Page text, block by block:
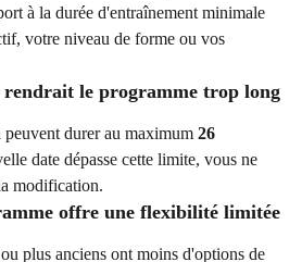
à la durée d'entraînement minimale
votre niveau de forme ou vos
rendrait le programme trop long
durer au maximum 26
date dépasse cette limite, vous ne
modification.
offre une flexibilité limitée
plus anciens ont moins d'options de